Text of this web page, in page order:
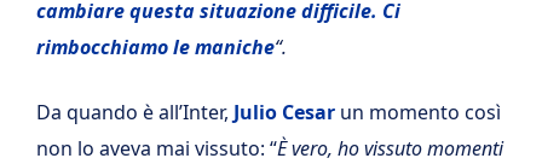
cambiare questa situazione difficile. Ci
rimbocchiamo le maniche“.
Da quando è all’Inter, Julio Cesar un momento così
non lo aveva mai vissuto: “È vero, ho vissuto momenti